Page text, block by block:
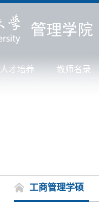
人才培养 教师名录
工商管理学硕